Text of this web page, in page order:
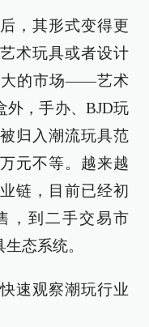
，其形式变得更
术玩具或者设计
大的市场——艺术
外，手办、BJD玩
归入潮流玩具范
元不等。越来越
链，目前已经初
，到二手交易市
态系统。
速观察潮玩行业